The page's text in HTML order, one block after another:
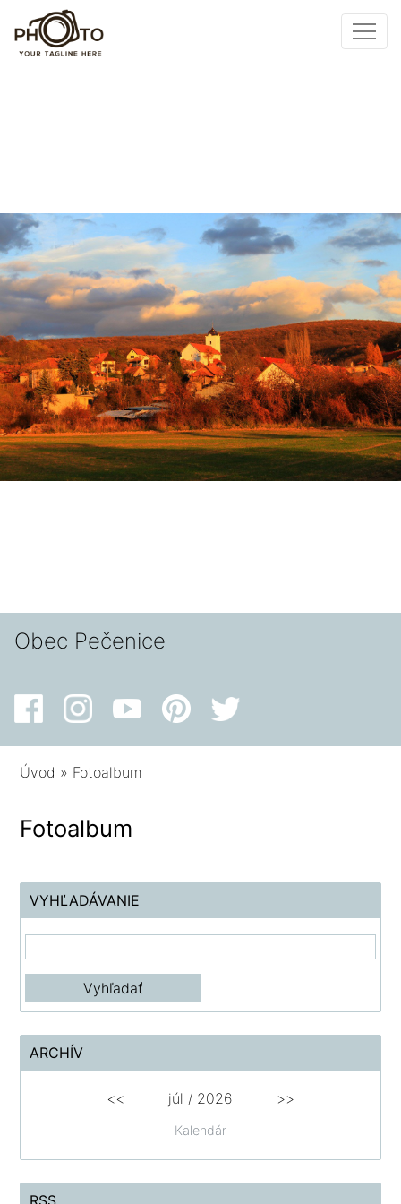
Obec Pečenice
Úvod » Fotoalbum
Fotoalbum
VYHĽADÁVANIE
ARCHÍV
Kalendár
<< júl / 2026 >>